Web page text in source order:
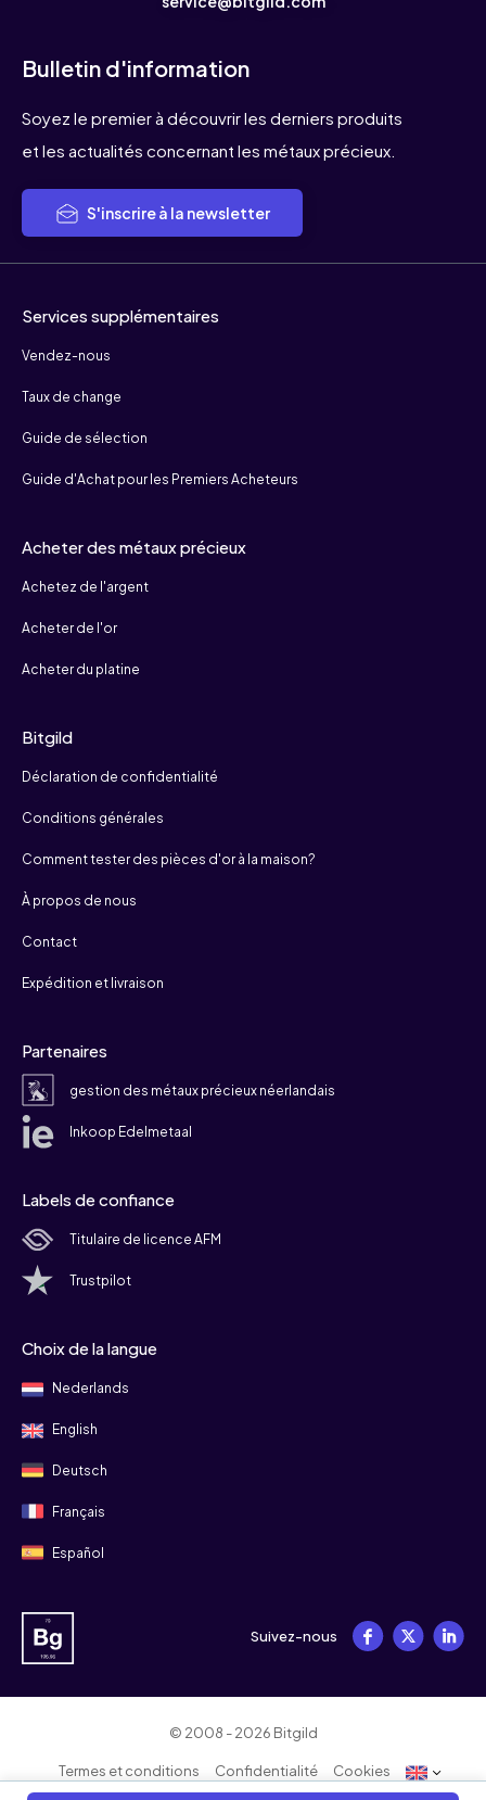
Bulletin d'information
Soyez le premier à découvrir les derniers produits
et les actualités concernant les métaux précieux.
S'inscrire à la newsletter
Services supplémentaires
Vendez-nous
Taux de change
Guide de sélection
Guide d'Achat pour les Premiers Acheteurs
Acheter des métaux précieux
Achetez de l'argent
Acheter de l'or
Acheter du platine
Bitgild
Déclaration de confidentialité
Conditions générales
Comment tester des pièces d'or à la maison?
À propos de nous
Contact
Expédition et livraison
Partenaires
gestion des métaux précieux néerlandais
Inkoop Edelmetaal
Labels de confiance
Titulaire de licence AFM
Trustpilot
Choix de la langue
Nederlands
English
Deutsch
Français
Español
Suivez-nous
© 2008 - 2026 Bitgild
Termes et conditions Confidentialité Cookies